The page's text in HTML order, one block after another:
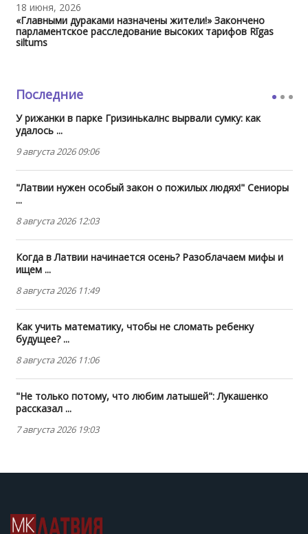
18 июня, 2026
«Главными дураками назначены жители!» Закончено
парламентское расследование высоких тарифов Rīgas
siltums
Последние
У рижанки в парке Гризинькалнс вырвали сумку: как
удалось ...
9 августа 2026 09:06
"Латвии нужен особый закон о пожилых людях!" Сениоры
...
8 августа 2026 12:03
Когда в Латвии начинается осень? Разоблачаем мифы и
ищем ...
8 августа 2026 11:49
Как учить математику, чтобы не сломать ребенку
будущее? ...
8 августа 2026 11:06
"Не только потому, что любим латышей": Лукашенко
рассказал ...
7 августа 2026 19:03